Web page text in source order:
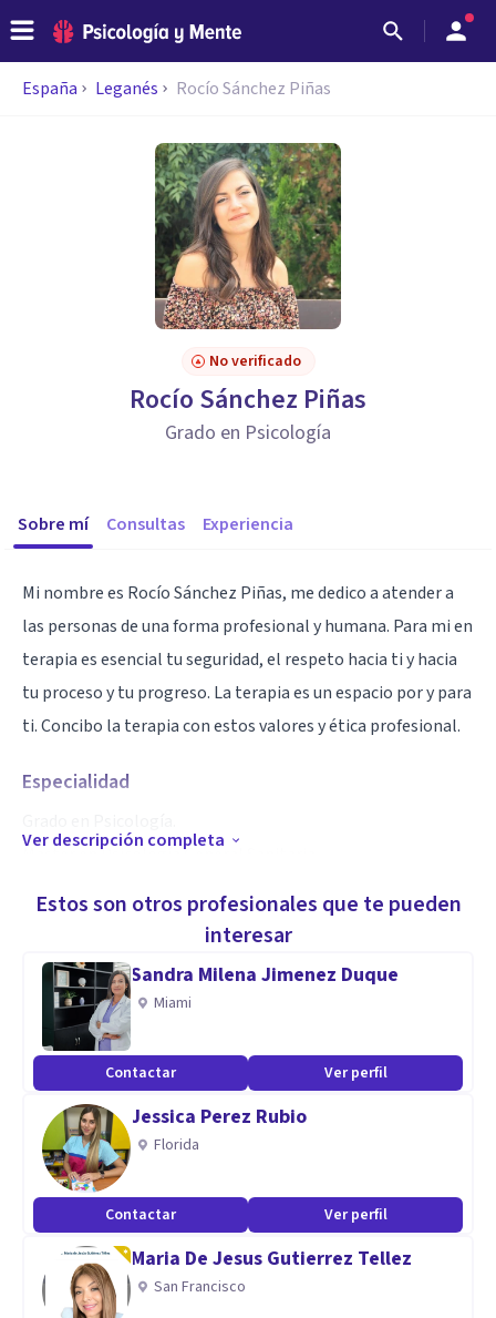
España Leganés Rocío Sánchez Piñas
No verificado
Rocío Sánchez Piñas
Grado en Psicología
Sobre mí Consultas Experiencia
Mi nombre es Rocío Sánchez Piñas, me dedico a atender a
las personas de una forma profesional y humana. Para mi en
terapia es esencial tu seguridad, el respeto hacia ti y hacia
tu proceso y tu progreso. La terapia es un espacio por y para
ti. Concibo la terapia con estos valores y ética profesional.
Especialidad
Master en Psicología General Sanitaria.
temprana y trastorno del espectro autista.
y desensibilización con movimientos oculares y
psicosomática
Aptitudes
Profesionalidad
Respeto
Trato humano
Ver descripción completa
Estos son otros profesionales que te pueden
interesar
Sandra Milena Jimenez Duque
Miami
Contactar Ver perfil
Jessica Perez Rubio
Florida
Contactar Ver perfil
Maria De Jesus Gutierrez Tellez
San Francisco